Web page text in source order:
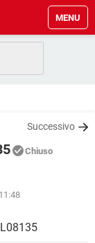
MENU
Successivo
Chiuso